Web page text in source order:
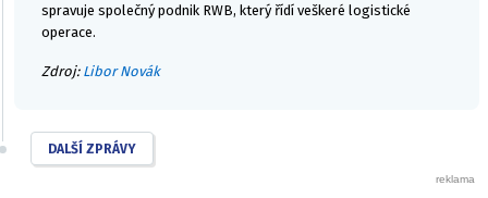
spravuje společný podnik RWB, který řídí veškeré logistické
operace.
Zdroj: Libor Novák
DALŠÍ ZPRÁVY